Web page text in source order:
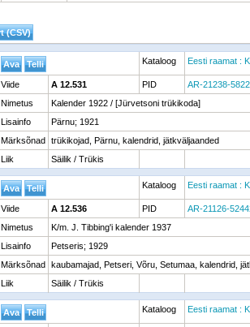
Kataloog Eesti raamat :
Viide A 12.531 PID
AR-21238-
Nimetus
Kalender 1922 / [Jürvetsoni trükikoda]
Lisainfo
Pärnu; 1921
Märksõnad trükikojad, Pärnu, kalendrid, jätkväljaanded
Liik
Säilik / Trükis
Kataloog Eesti raamat :
Viide A 12.536 PID
AR-21126-
Nimetus
K/m. J. Tibbing'i kalender 1937
Lisainfo
Petseris; 1929
Märksõnad kaubamajad, Petseri, Võru, Setumaa, kalendrid,
Liik
Säilik / Trükis
Kataloog Eesti raamat :